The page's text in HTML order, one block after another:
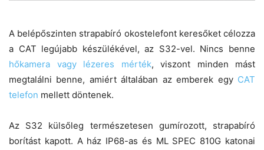
A belépőszinten strapabíró okostelefont keresőket célozza
a CAT legújabb készülékével, az S32-vel. Nincs benne
hőkamera vagy lézeres mérték, viszont minden mást
megtalálni benne, amiért általában az emberek egy CAT
telefon mellett döntenek.
Az S32 külsőleg természetesen gumírozott, strapabíró
borítást kapott. A ház IP68-as és ML SPEC 810G katonai